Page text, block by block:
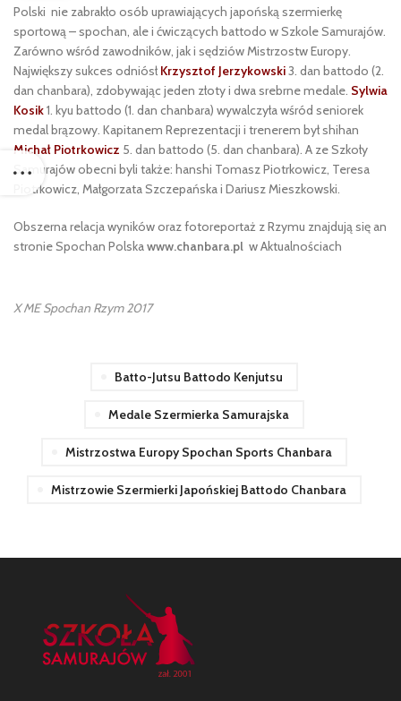
Polski nie zabrakło osób uprawiających japońską szermierkę
sportową – spochan, ale i ćwiczących battodo w Szkole Samurajów.
Zarówno wśród zawodników, jak i sędziów Mistrzostw Europy.
Największy sukces odniósł Krzysztof Jerzykowski3. dan battodo (2.
dan chanbara), zdobywając jeden złoty i dwa srebrne medale. Sylwia
Kosik1. kyu battodo (1. dan chanbara) wywalczyła wśród seniorek
medal brązowy. Kapitanem Reprezentacji i trenerem był shihan
Michał Piotrkowicz 5. dan battodo (5. dan chanbara). A ze Szkoły
Samurajów obecni byli także: hanshi Tomasz Piotrkowicz, Teresa
Piotrkowicz, Małgorzata Szczepańska i Dariusz Mieszkowski.
Obszerna relacja wyników oraz fotoreportaż z Rzymu znajdują się an
stronie Spochan Polskawww.chanbara.pl w Aktualnościach
X ME Spochan Rzym 2017
Batto-Jutsu Battodo Kenjutsu
Medale Szermierka Samurajska
Mistrzostwa Europy Spochan Sports Chanbara
Mistrzowie Szermierki Japońskiej Battodo Chanbara